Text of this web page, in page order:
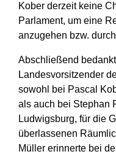
Kober derzeit keine
Parlament, um eine
anzugehen bzw.
Abschließend
Landesvorsitzender
sowohl bei Pascal
als auch bei Stephan
Ludwigsburg, für die
überlassenen
Müller erinnerte bei